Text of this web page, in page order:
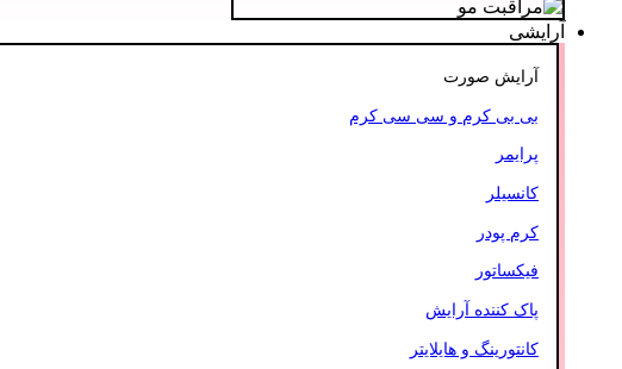
آرایشی
آرایش صورت
بی بی کرم و سی سی کرم
پرایمر
کانسیلر
کرم پودر
فیکساتور
پاک کننده آرایش
کانتورینگ و هایلایتر